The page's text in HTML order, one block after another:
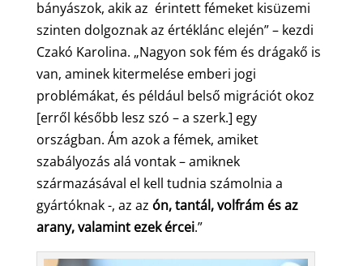
bányászok, akik az érintett fémeket kisüzemi
szinten dolgoznak az értéklánc elején” – kezdi
Czakó Karolina. „Nagyon sok fém és drágakő is
van, aminek kitermelése emberi jogi
problémákat, és például belső migrációt okoz
[erről később lesz szó – a szerk.] egy
országban. Ám azok a fémek, amiket
szabályozás alá vontak – amiknek
származásával el kell tudnia számolnia a
gyártóknak -, az az ón, tantál, volfrám és az
arany, valamint ezek ércei.”